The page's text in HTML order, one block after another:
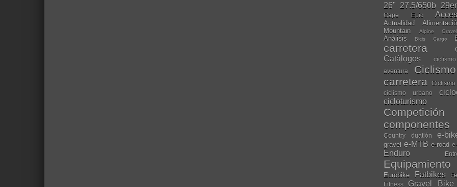
26" 27.5/650b 29er
Cape Epic
Actualidad
Mountain
Alpine
Análisis Bicis Cargo
carretera
Catálogos
aventura
carretera
Ciclismo
ciclismo urbano
cicloturismo
Competición
componentes
Country duatlón e-
gravel e-MTB e-road
Enduro
Equipamiento
Eurobike Fatbikes
Fitness
Gravel Bike